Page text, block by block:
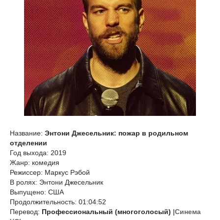
Название: Энтони Джесельник: пожар в родильном
отделении
Год выхода: 2019
Жанр: комедия
Режиссер: Маркус Рэбой
В ролях: Энтони Джесельник
Выпущено: США
Продолжительность: 01:04:52
Перевод: Профессиональный (многоголосый) |Синема